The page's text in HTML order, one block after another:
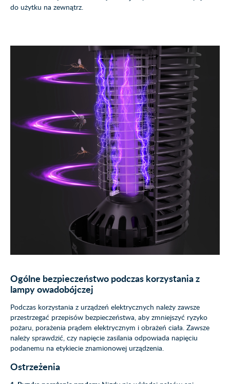
do użytku na zewnątrz.
Ogólne bezpieczeństwo podczas korzystania z
lampy owadobójczej
Podczas korzystania z urządzeń elektrycznych należy zawsze
przestrzegać przepisów bezpieczeństwa, aby zmniejszyć ryzyko
pożaru, porażenia prądem elektrycznym i obrażeń ciała. Zawsze
należy sprawdzić, czy napięcie zasilania odpowiada napięciu
podanemu na etykiecie znamionowej urządzenia.
Ostrzeżenia